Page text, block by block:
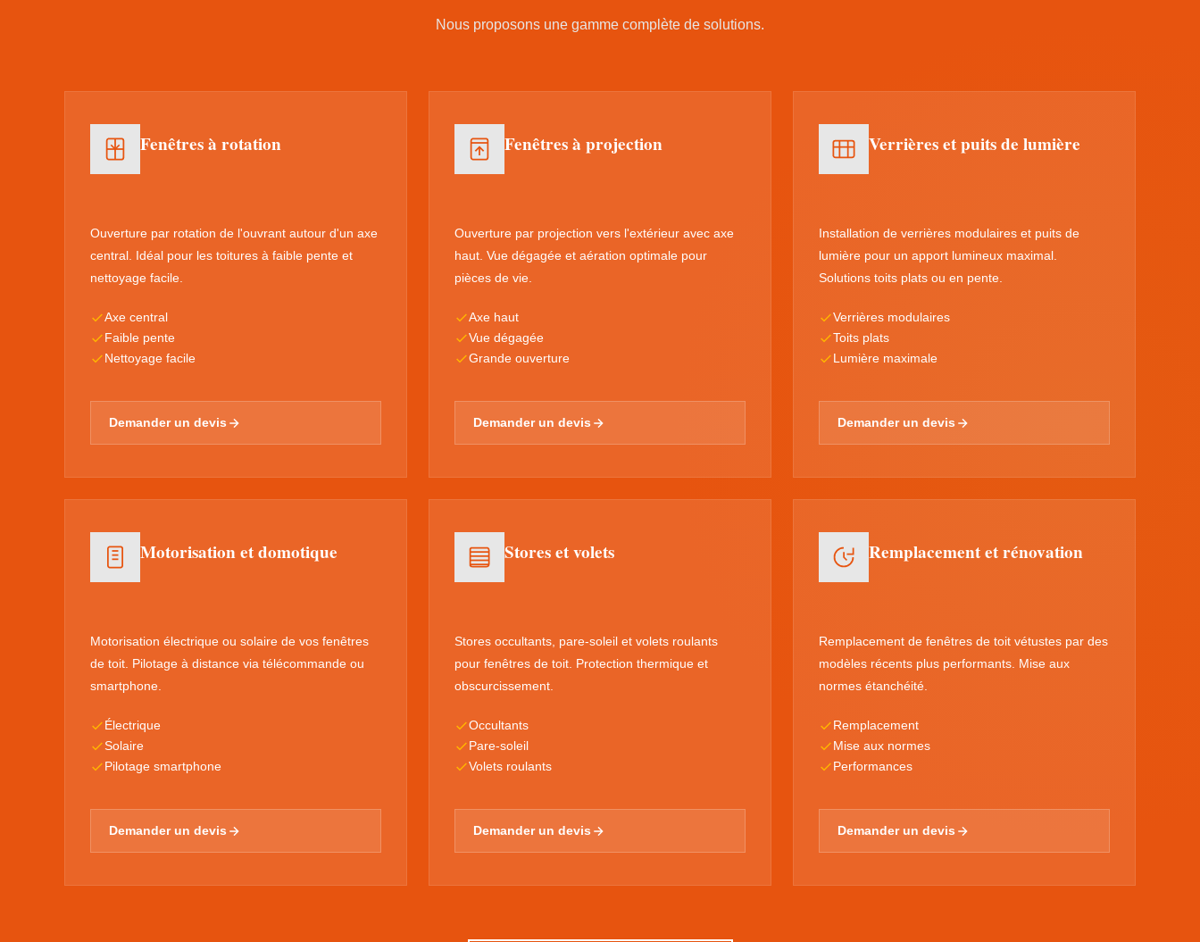
Nous proposons une gamme complète de solutions.
Fenêtres à rotation
Ouverture par rotation de l'ouvrant autour d'un axe
central. Idéal pour les toitures à faible pente et
nettoyage facile.
Axe central
Faible pente
Nettoyage facile
Demander un devis
Fenêtres à projection
Ouverture par projection vers l'extérieur avec axe
haut. Vue dégagée et aération optimale pour
pièces de vie.
Axe haut
Vue dégagée
Grande ouverture
Demander un devis
Verrières et puits de lumière
Installation de verrières modulaires et puits de
lumière pour un apport lumineux maximal.
Solutions toits plats ou en pente.
Verrières modulaires
Toits plats
Lumière maximale
Demander un devis
Motorisation et domotique
Motorisation électrique ou solaire de vos fenêtres
de toit. Pilotage à distance via télécommande ou
smartphone.
Électrique
Solaire
Pilotage smartphone
Demander un devis
Stores et volets
Stores occultants, pare-soleil et volets roulants
pour fenêtres de toit. Protection thermique et
obscurcissement.
Occultants
Pare-soleil
Volets roulants
Demander un devis
Remplacement et rénovation
Remplacement de fenêtres de toit vétustes par des
modèles récents plus performants. Mise aux
normes étanchéité.
Remplacement
Mise aux normes
Performances
Demander un devis